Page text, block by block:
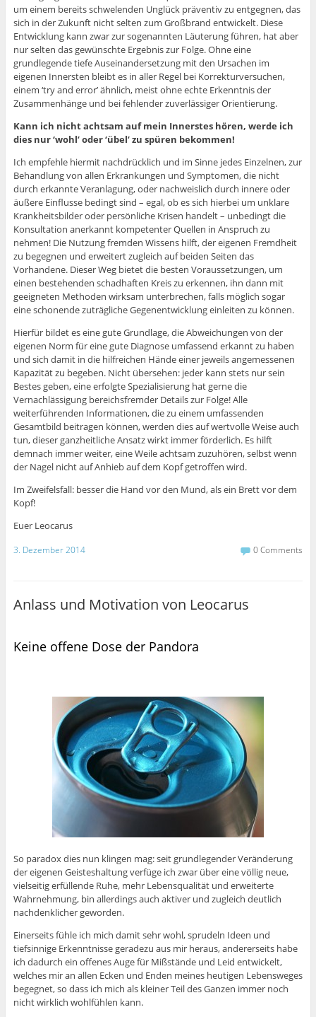
um einem bereits schwelenden Unglück präventiv zu entgegnen, das
sich in der Zukunft nicht selten zum Großbrand entwickelt. Diese
Entwicklung kann zwar zur sogenannten Läuterung führen, hat aber
nur selten das gewünschte Ergebnis zur Folge. Ohne eine
grundlegende tiefe Auseinandersetzung mit den Ursachen im
eigenen Innersten bleibt es in aller Regel bei Korrekturversuchen,
einem ‘try and error’ ähnlich, meist ohne echte Erkenntnis der
Zusammenhänge und bei fehlender zuverlässiger Orientierung.
Kann ich nicht achtsam auf mein Innerstes hören, werde ich
dies nur ‘wohl’ oder ‘übel’ zu spüren bekommen!
Ich empfehle hiermit nachdrücklich und im Sinne jedes Einzelnen, zur
Behandlung von allen Erkrankungen und Symptomen, die nicht
durch erkannte Veranlagung, oder nachweislich durch innere oder
äußere Einflusse bedingt sind – egal, ob es sich hierbei um unklare
Krankheitsbilder oder persönliche Krisen handelt – unbedingt die
Konsultation anerkannt kompetenter Quellen in Anspruch zu
nehmen! Die Nutzung fremden Wissens hilft, der eigenen Fremdheit
zu begegnen und erweitert zugleich auf beiden Seiten das
Vorhandene. Dieser Weg bietet die besten Voraussetzungen, um
einen bestehenden schadhaften Kreis zu erkennen, ihn dann mit
geeigneten Methoden wirksam unterbrechen, falls möglich sogar
eine schonende zuträgliche Gegenentwicklung einleiten zu können.
Hierfür bildet es eine gute Grundlage, die Abweichungen von der
eigenen Norm für eine gute Diagnose umfassend erkannt zu haben
und sich damit in die hilfreichen Hände einer jeweils angemessenen
Kapazität zu begeben. Nicht übersehen: jeder kann stets nur sein
Bestes geben, eine erfolgte Spezialisierung hat gerne die
Vernachlässigung bereichsfremder Details zur Folge! Alle
weiterführenden Informationen, die zu einem umfassenden
Gesamtbild beitragen können, werden dies auf wertvolle Weise auch
tun, dieser ganzheitliche Ansatz wirkt immer förderlich. Es hilft
demnach immer weiter, eine Weile achtsam zuzuhören, selbst wenn
der Nagel nicht auf Anhieb auf dem Kopf getroffen wird.
Im Zweifelsfall: besser die Hand vor den Mund, als ein Brett vor dem
Kopf!
Euer Leocarus
3. Dezember 2014 0 Comments
Anlass und Motivation von Leocarus
Keine offene Dose der Pandora
So paradox dies nun klingen mag: seit grundlegender Veränderung
der eigenen Geisteshaltung verfüge ich zwar über eine völlig neue,
vielseitig erfüllende Ruhe, mehr Lebensqualität und erweiterte
Wahrnehmung, bin allerdings auch aktiver und zugleich deutlich
nachdenklicher geworden.
Einerseits fühle ich mich damit sehr wohl, sprudeln Ideen und
tiefsinnige Erkenntnisse geradezu aus mir heraus, andererseits habe
ich dadurch ein offenes Auge für Mißstände und Leid entwickelt,
welches mir an allen Ecken und Enden meines heutigen Lebensweges
begegnet, so dass ich mich als kleiner Teil des Ganzen immer noch
nicht wirklich wohlfühlen kann.